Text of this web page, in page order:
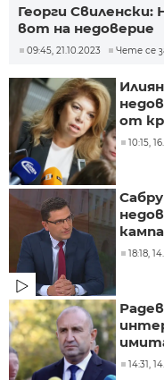
Георги
вот на недоверие
09:45, 21.10.2023 Чете се
от
10:15,
18:18,
14:31,